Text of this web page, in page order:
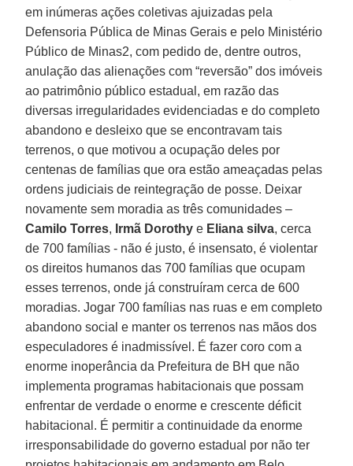
em inúmeras ações coletivas ajuizadas pela
Defensoria Pública de Minas Gerais e pelo Ministério
Público de Minas2, com pedido de, dentre outros,
anulação das alienações com “reversão” dos imóveis
ao patrimônio público estadual, em razão das
diversas irregularidades evidenciadas e do completo
abandono e desleixo que se encontravam tais
terrenos, o que motivou a ocupação deles por
centenas de famílias que ora estão ameaçadas pelas
ordens judiciais de reintegração de posse. Deixar
novamente sem moradia as três comunidades –
Camilo Torres, Irmã Dorothy e Eliana silva, cerca
de 700 famílias - não é justo, é insensato, é violentar
os direitos humanos das 700 famílias que ocupam
esses terrenos, onde já construíram cerca de 600
moradias. Jogar 700 famílias nas ruas e em completo
abandono social e manter os terrenos nas mãos dos
especuladores é inadmissível. É fazer coro com a
enorme inoperância da Prefeitura de BH que não
implementa programas habitacionais que possam
enfrentar de verdade o enorme e crescente déficit
habitacional. É permitir a continuidade da enorme
irresponsabilidade do governo estadual por não ter